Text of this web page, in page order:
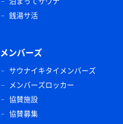
銭湯サ活
メンバーズ
サウナイキタイメンバーズ
メンバーズロッカー
協賛施設
協賛募集